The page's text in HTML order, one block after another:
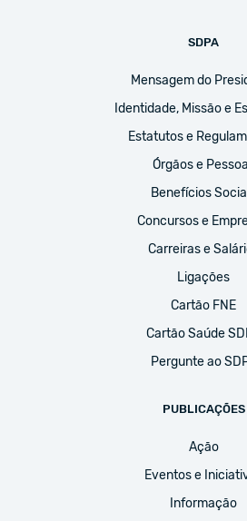
SDPA
Mensagem do
Identidade, Missão e
Estatutos e
Órgãos e
Benefícios
Concursos e
Carreiras e
Ligações
Cartão FNE
Cartão Saúde
Pergunte ao
PUBLICAÇÕES
Ação
Eventos e
Informação